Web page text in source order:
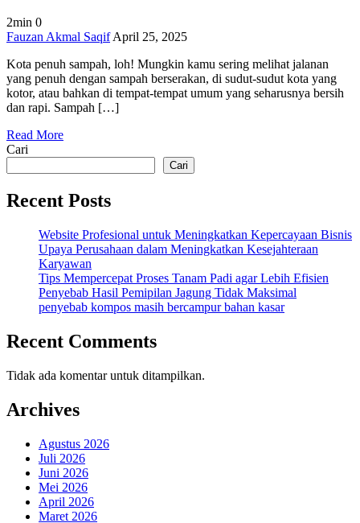
2min 0
on
Penuh
Sampah,
Ancaman
Kesehatan
Lingkungan!
Fauzan Akmal Saqif April 25, 2025
Kota penuh sampah, loh! Mungkin kamu sering melihat jalanan
yang penuh dengan sampah berserakan, di sudut-sudut kota yang
kotor, atau bahkan di tempat-tempat umum yang seharusnya bersih
dan rapi. Sampah […]
Read More
Cari
Cari
Recent Posts
Website Profesional untuk Meningkatkan Kepercayaan Bisnis
Upaya Perusahaan dalam Meningkatkan Kesejahteraan
Karyawan
Tips Mempercepat Proses Tanam Padi agar Lebih Efisien
Penyebab Hasil Pemipilan Jagung Tidak Maksimal
penyebab kompos masih bercampur bahan kasar
Recent Comments
Tidak ada komentar untuk ditampilkan.
Archives
Agustus 2026
Juli 2026
Juni 2026
Mei 2026
April 2026
Maret 2026